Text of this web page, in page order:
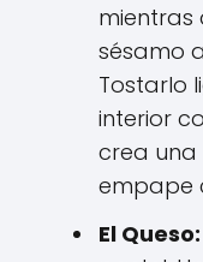
mientras
sésamo
Tostarlo
interior
crea una
empape
El Queso: